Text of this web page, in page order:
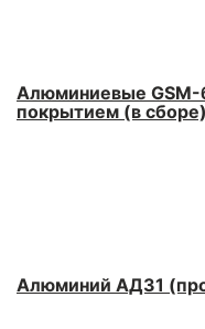
Алюминиевые GSM-
покрытием (в сборе)
Алюминий АД31